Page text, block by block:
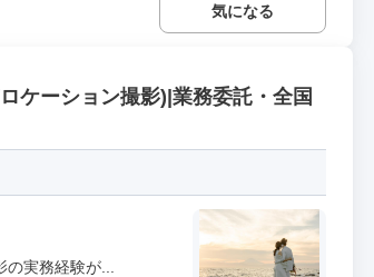
気になる
ケーション撮影)|業務委託・全国
実務経験が...